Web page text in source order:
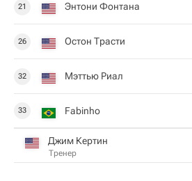
21 Энтони Фонтана
26 Остон Трасти
32 Мэттью Риал
33 Fabinho
Джим Кертин
Тренер